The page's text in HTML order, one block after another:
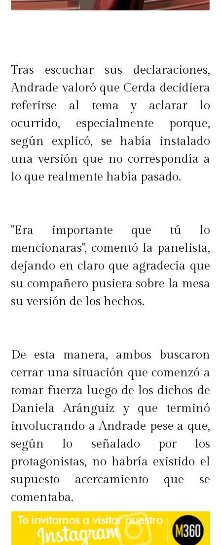
Tras escuchar sus declaraciones,
Andrade valoró que Cerda decidiera
referirse al tema y aclarar lo
ocurrido, especialmente porque,
según explicó, se había instalado
una versión que no correspondía a
lo que realmente había pasado.
"Era importante que tú lo
mencionaras", comentó la panelista,
dejando en claro que agradecía que
su compañero pusiera sobre la mesa
su versión de los hechos.
De esta manera, ambos buscaron
cerrar una situación que comenzó a
tomar fuerza luego de los dichos de
Daniela Aránguiz y que terminó
involucrando a Andrade pese a que,
según lo señalado por los
protagonistas, no habría existido el
supuesto acercamiento que se
comentaba.